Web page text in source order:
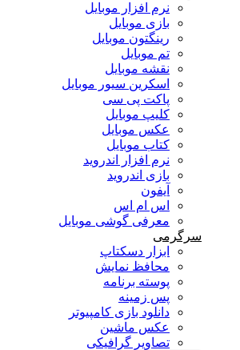
نرم افزار موبایل
بازی موبایل
رینگتون موبایل
تم موبایل
نقشه موبایل
اسکرین سیور موبایل
پاکت پی سی
کلیپ موبایل
عکس موبایل
کتاب موبایل
نرم افزار اندروید
بازی اندروید
آیفون
اس ام اس
معرفی گوشی موبایل
سرگرمی
ابزار دسکتاپ
محافظ نمایش
پوسته برنامه
پس زمینه
دانلود بازی کامپیوتر
عکس ماشین
تصاویر گرافیکی